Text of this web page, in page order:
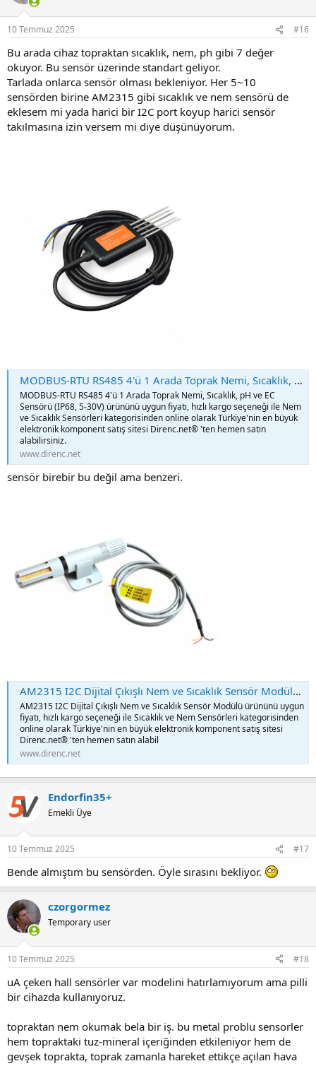
10 Temmuz 2025 #16
Bu arada cihaz topraktan sıcaklık, nem, ph gibi 7 değer
okuyor. Bu sensör üzerinde standart geliyor.
Tarlada onlarca sensör olması bekleniyor. Her 5~10
sensörden birine AM2315 gibi sıcaklık ve nem sensörü de
eklesem mi yada harici bir I2C port koyup harici sensör
takılmasına izin versem mi diye düşünüyorum.
MODBUS-RTU RS485 4'ü 1 Arada Toprak Nemi, Sıcaklık, pH ve EC Sensörü (IP68, 5-30V) Uygun Fiyatıyla Satın Al - Direnc.net®
MODBUS-RTU RS485 4'ü 1 Arada Toprak Nemi, Sıcaklık, pH ve EC
Sensörü (IP68, 5-30V) ürününü uygun fiyatı, hızlı kargo seçeneği ile Nem
ve Sıcaklık Sensörleri kategorisinden online olarak Türkiye'nin en büyük
elektronik komponent satış sitesi Direnc.net® 'ten hemen satın
alabilirsiniz.
www.direnc.net
sensör birebir bu değil ama benzeri.
AM2315 I2C Dijital Çıkışlı Nem ve Sıcaklık Sensör Modülü Uygun Fiyatıyla Satın Al - Direnc.net®
AM2315 I2C Dijital Çıkışlı Nem ve Sıcaklık Sensör Modülü ürününü uygun
fiyatı, hızlı kargo seçeneği ile Sıcaklık ve Nem Sensörleri kategorisinden
online olarak Türkiye'nin en büyük elektronik komponent satış sitesi
Direnc.net® 'ten hemen satın alabil
www.direnc.net
Endorfin35+
Emekli Üye
10 Temmuz 2025 #17
Bende almıştım bu sensörden. Öyle sırasını bekliyor.
czorgormez
Temporary user
10 Temmuz 2025 #18
uA çeken hall sensörler var modelini hatırlamıyorum ama pilli
bir cihazda kullanıyoruz.
topraktan nem okumak bela bir iş. bu metal problu sensorler
hem topraktaki tuz-mineral içeriğinden etkileniyor hem de
gevşek toprakta, toprak zamanla hareket ettikçe açılan hava